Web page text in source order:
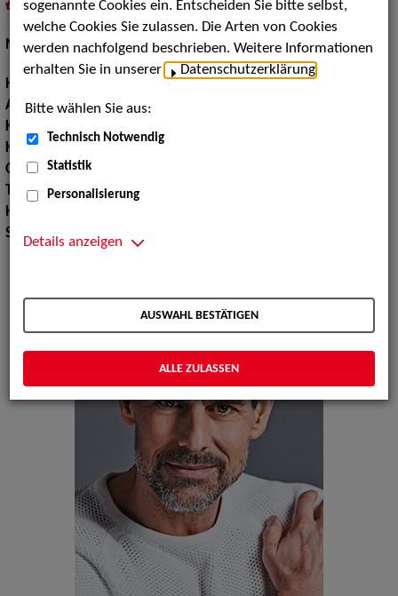
als PDF speichern
inMeine Merklistelegen
Models / Werbung:Fotomodell
Haarfarbe:
Augenfarbe:braun
Körpergröße:
Konfektionsgröße:
Oberweite:107
Taille:
82
Hüfte:
Schuhgröße:
43
sogenannte Cookies ein. Entscheiden Sie bitte selbst,
welche Cookies Sie zulassen. Die Arten von Cookies
werden nachfolgend beschrieben. Weitere Informationen
erhalten Sie in unserer
Datenschutzerklärung
Bitte wählen Sie aus:
Technisch Notwendig
Statistik
Personalisierung
Details anzeigen
AUSWAHL BESTÄTIGEN
ALLE ZULASSEN